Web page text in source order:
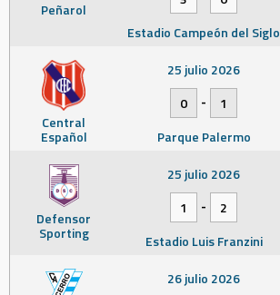
Peñarol
Estadio Campeón del Siglo
Central
Español
25 julio 2026
0
-
1
Parque Palermo
Defensor
Sporting
25 julio 2026
1
-
2
Estadio Luis Franzini
26 julio 2026